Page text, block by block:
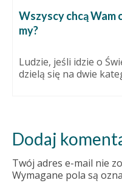
Wszyscy chcą Wam
my?
Ludzie, jeśli idzie o
dzielą się na dwie
Dodaj
Twój adres e-mail nie
Wymagane pola są